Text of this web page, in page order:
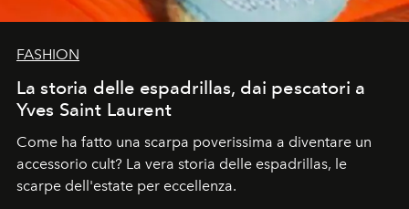
FASHION
La storia delle espadrillas, dai pescatori a
Yves Saint Laurent
Come ha fatto una scarpa poverissima a diventare un
accessorio cult? La vera storia delle espadrillas, le
scarpe dell'estate per eccellenza.